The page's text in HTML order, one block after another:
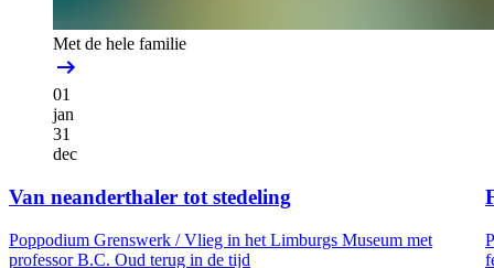
Met de hele familie
01
jan
31
dec
Van neanderthaler tot stedeling
Poppodium Grenswerk /Vlieg in het Limburgs Museum met
professor B.C. Oud terug in de tijd